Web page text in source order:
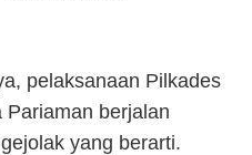
pelaksanaan Pilkades
berjalan
yang berarti.